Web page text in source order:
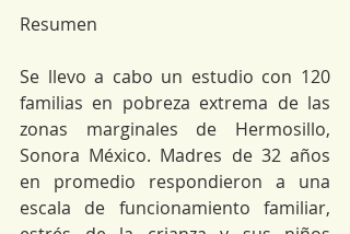
Resumen
Se llevo a cabo un estudio con 120
familias en pobreza extrema de las
zonas marginales de Hermosillo,
Sonora México. Madres de 32 años
en promedio respondieron a una
escala de funcionamiento familiar,